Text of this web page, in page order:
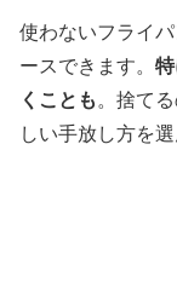
使わないフライ
ースできます。
くことも 。捨て
しい手放し方を